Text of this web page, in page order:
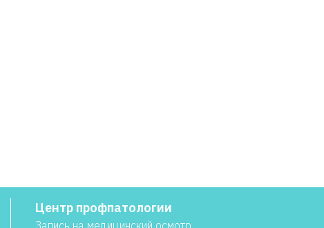
Центр профпатологии
Запись на медицинский осмотр